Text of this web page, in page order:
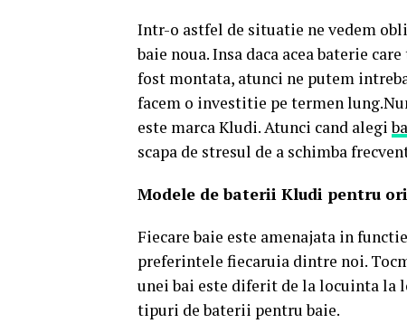
Intr-o astfel de situatie ne vedem
baie noua. Insa daca acea baterie
fost montata, atunci ne putem
facem o investitie pe termen
este marca Kludi. Atunci cand alegi
scapa de stresul de a schimba
Modele de baterii Kludi pentru
Fiecare baie este amenajata in
preferintele fiecaruia dintre noi.
unei bai este diferit de la locuinta la
tipuri de baterii pentru baie.